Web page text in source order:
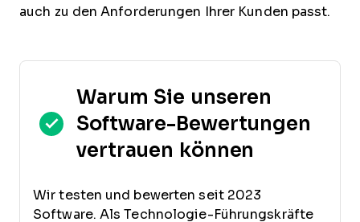
auch zu den Anforderungen Ihrer Kunden passt.
Warum Sie unseren
Software-Bewertungen
vertrauen können
Wir testen und bewerten seit 2023
Software. Als Technologie-Führungskräfte